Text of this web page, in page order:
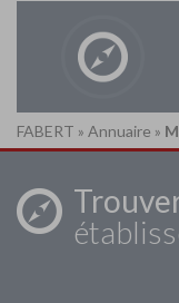
FABERT » Annuaire »